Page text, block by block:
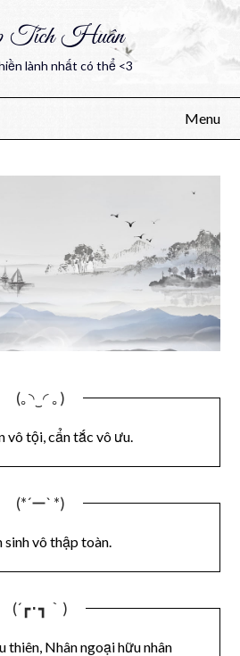
Tích Huân
lành nhất có thể <3
Menu
(｡◝‿◜ ｡)
vô tội, cẩn tắc vô ưu.
(*´ー` *)
sinh vô thập toàn.
(´┏･┓｀)
thiên, Nhân ngoại hữu nhân